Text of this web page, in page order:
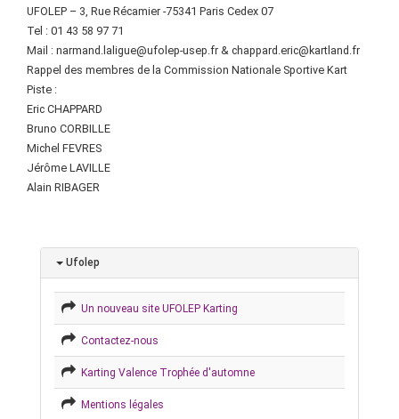
UFOLEP – 3, Rue Récamier -75341 Paris Cedex 07
Tel : 01 43 58 97 71
Mail : narmand.laligue@ufolep-usep.fr & chappard.eric@kartland.fr
Rappel des membres de la Commission Nationale Sportive Kart
Piste :
Eric CHAPPARD
Bruno CORBILLE
Michel FEVRES
Jérôme LAVILLE
Alain RIBAGER
Ufolep
Un nouveau site UFOLEP Karting
Contactez-nous
Karting Valence Trophée d'automne
Mentions légales